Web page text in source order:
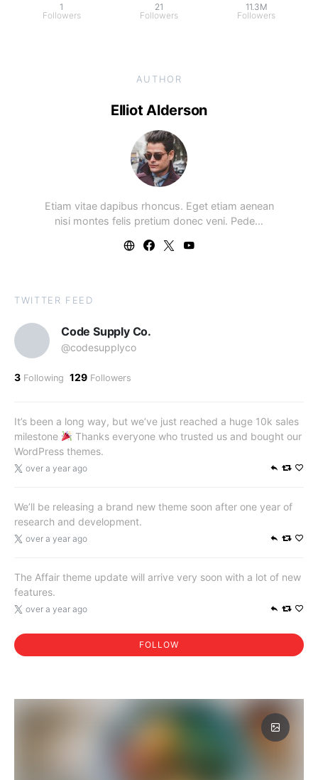
1
Followers
21
Followers
11.3M
Followers
AUTHOR
Elliot Alderson
Etiam vitae dapibus rhoncus. Eget etiam aenean
nisi montes felis pretium donec veni. Pede…
TWITTER FEED
Code Supply Co.
@codesupplyco
3 Following 129 Followers
It’s been a long way, but we’ve just reached a huge 10k sales
milestone
Thanks everyone who trusted us and bought our
WordPress themes.
over a year ago
We’ll be releasing a brand new theme soon after one year of
research and development.
over a year ago
The Affair theme update will arrive very soon with a lot of new
features.
over a year ago
FOLLOW